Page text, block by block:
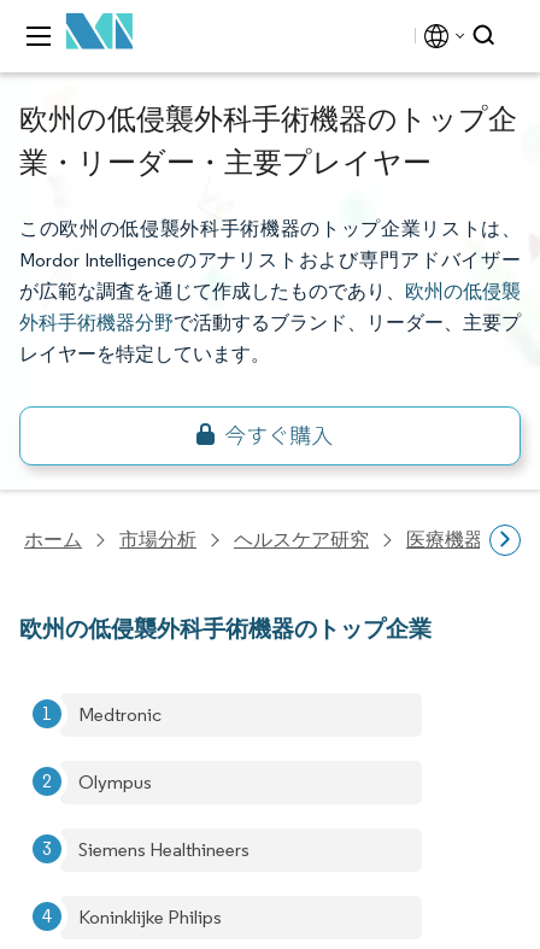
欧州の低侵襲外科手術機器のトップ企
業・リーダー・主要プレイヤー
この欧州の低侵襲外科手術機器のトップ企業リストは、
Mordor Intelligenceのアナリストおよび専門アドバイザー
が広範な調査を通じて作成したものであり、 欧州の低侵襲
外科手術機器分野で活動するブランド、リーダー、主要プ
レイヤーを特定しています。
ホーム 市場分析 ヘルスケア研究 医療機器研究
欧州の低侵襲外科手術機器のトップ企業
Medtronic
Olympus
Siemens Healthineers
Koninklijke Philips